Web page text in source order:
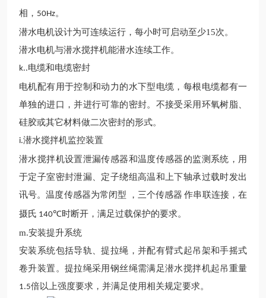
相， 50Hz。
潜水电机设计为可连续运行，每小时可启动至少15次。
潜水电机与潜水搅拌机能潜水连续工作。
k..电缆和电缆密封
电机配有用于控制和动力的水下型电缆，每根电缆都有一
单独的进口，并进行可靠的密封。不接受采用环氧树脂、
硅胶或其它材料做二次密封的形式。
i.潜水搅拌机监控装置
潜水搅拌机设置泄漏传感器和温度传感器的监测系统，用
于定子室密封泄漏、定子绕组高温和上下轴承过载时发出
讯号。温度传感器为常闭型 ，三个传感器 作串联连接，在
摄氏 140℃时断开，满足过载保护的要求。
m.安装提升系统
安装系统包括导轨、提拉绳，并配有臂式起吊架和手摇式
卷升装置。提拉绳采用钢丝绳需满足潜水搅拌机起吊重量
1.5倍以上强度要求，并满足使用相关规定要求。